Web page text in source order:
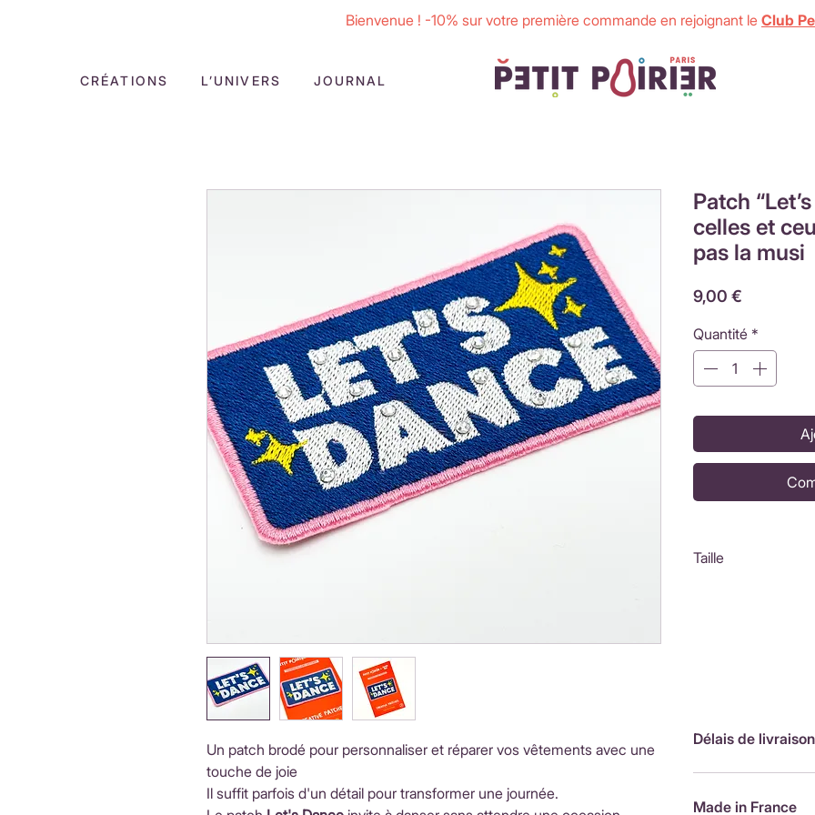
Bienvenue ! -10% sur votre première commande en rejoignant le Club
CRÉATIONS L’UNIVERS JOURNAL
Un patch brodé pour personnaliser et réparer vos vêtements avec une
touche de joie
Il suffit parfois d'un détail pour transformer une journée.
Patch
celles et
pas la musi
9,00 €
Quantité *
Taille
Délais de livraison
de livraison : 3,90
Made in France